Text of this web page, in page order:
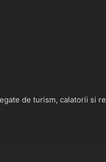
de turism, calatorii si